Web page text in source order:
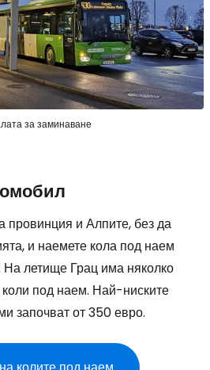
за заминаване
провинция и Алпите, без да
и наемете кола под наем
На летище Грац има няколко
под наем. Най-ниските
започват от 350 евро.